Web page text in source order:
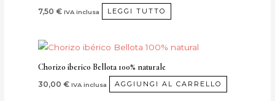
7,50€ IVA inclusa LEGGI TUTTO
Chorizo iberico Bellota 100% naturale
30,00€ IVA inclusa AGGIUNGI AL CARRELLO